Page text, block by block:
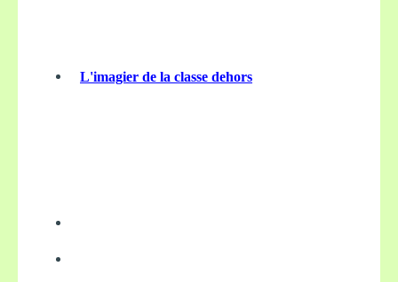
L'imagier de la classe dehors